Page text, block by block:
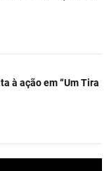
à ação em “Um Tira